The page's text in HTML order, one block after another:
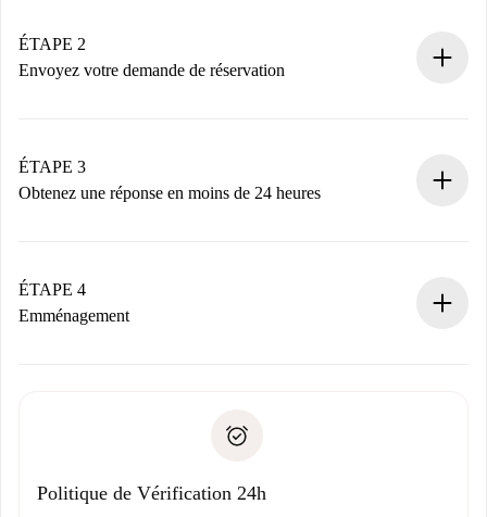
Vous disposez à l’avance de toutes les informations
nécessaires.
ÉTAPE 2
Envoyez votre demande de réservation
Nous ne vous facturerons rien tant que le propriétaire
n’aura pas accepté.
ÉTAPE 3
Obtenez une réponse en moins de 24 heures
contact avec le propriétaire.
Si refusé : aucun prélèvement et nous vous proposerons
Justificatif de solvabilité
ÉTAPE 4
Emménagement
uniquement si aucun problème n'est signalé.
Politique de Vérification 24h